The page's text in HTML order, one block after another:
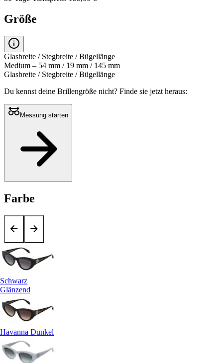
Größe
Glasbreite / Stegbreite / Bügellänge
Medium – 54 mm / 19 mm / 145 mm
Glasbreite / Stegbreite / Bügellänge
Du kennst deine Brillengröße nicht? Finde sie jetzt heraus:
Messung starten
Farbe
Schwarz
Glänzend
Havanna Dunkel